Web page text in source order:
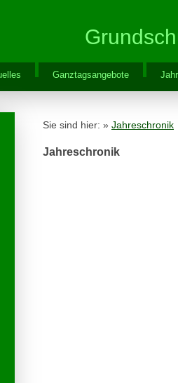
Ganztagsangebote
Sie sind hier: » Jahreschronik
Jahreschronik